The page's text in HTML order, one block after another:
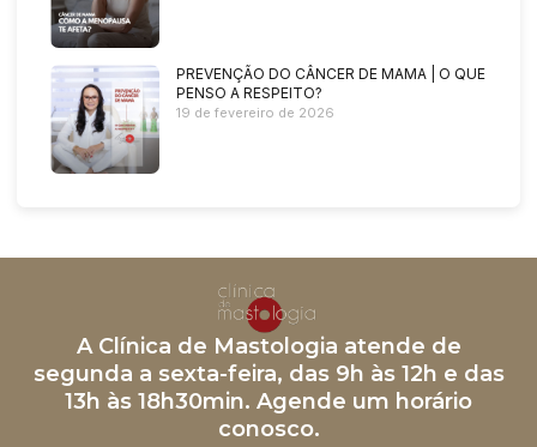
PREVENÇÃO DO CÂNCER DE MAMA | O QUE
PENSO A RESPEITO?
19 de fevereiro de 2026
A Clínica de Mastologia atende de
segunda a sexta-feira, das 9h às 12h e das
13h às 18h30min. Agende um horário
conosco.